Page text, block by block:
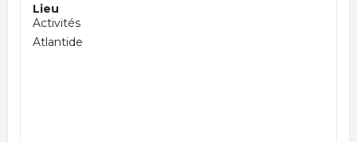
Lieu
Activités
Atlantide